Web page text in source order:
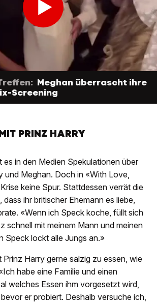
Meghan überrascht ihre
Screening
PRINZ HARRY
es in den Medien Spekulationen über
und Meghan. Doch in «With Love,
keine Spur. Stattdessen verrät die
dass ihr britischer Ehemann es liebe,
«Wenn ich Speck koche, füllt sich
schnell mit meinem Mann und meinen
Speck lockt alle Jungs an.»
Prinz Harry gerne salzig zu essen, wie
habe eine Familie und einen
welches Essen ihm vorgesetzt wird,
er probiert. Deshalb versuche ich,